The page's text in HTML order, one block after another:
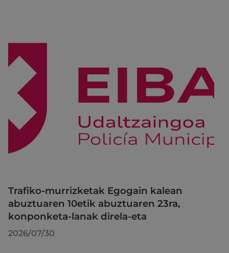
Trafiko-murrizketak Egogain kalean
abuztuaren 10etik abuztuaren 23ra,
konponketa-lanak direla-eta
2026/07/30